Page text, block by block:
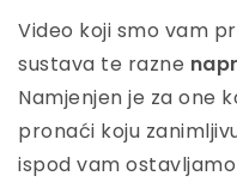
Video koji smo vam
sustava te razne
Namjenjen je za one
pronaći koju
ispod vam